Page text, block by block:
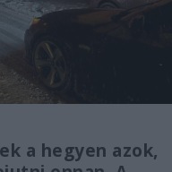
a hegyen azok,